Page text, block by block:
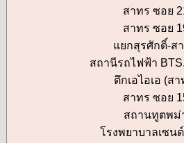
สาทร ซอย
สาทร ซอย
แยกสุรศักดิ์-ส
สถานีรถไฟฟ้า
ตึกเอไอเอ (สา
สาทร ซอย
สถานทูตพม่
โรงพยาบาลเซน